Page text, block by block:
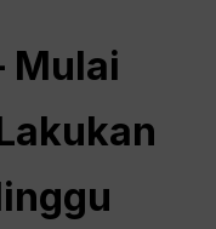
Mulai